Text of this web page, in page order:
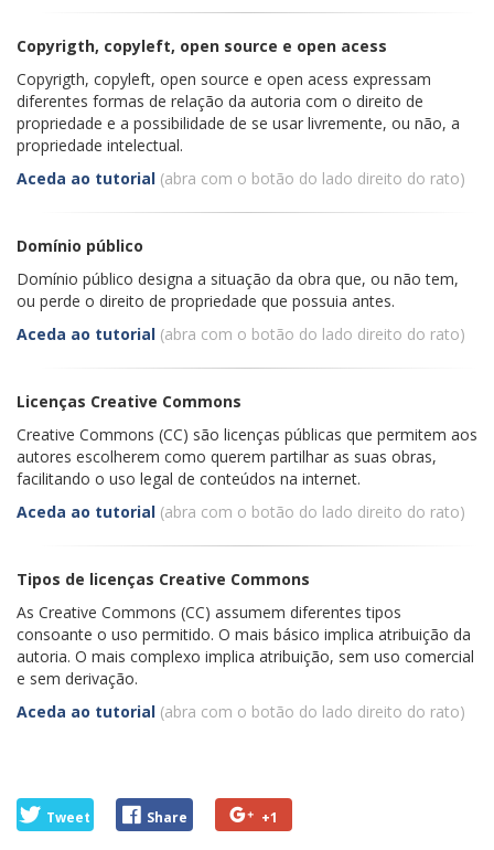
Copyrigth, copyleft, open source e open acess
Copyrigth, copyleft, open source e open acess expressam
diferentes formas de relação da autoria com o direito de
propriedade e a possibilidade de se usar livremente, ou não, a
propriedade intelectual.
Aceda ao tutorial (abra com o botão do lado direito do rato)
Domínio público
Domínio público designa a situação da obra que, ou não tem,
ou perde o direito de propriedade que possuia antes.
Aceda ao tutorial (abra com o botão do lado direito do rato)
Licenças Creative Commons
Creative Commons (CC) são licenças públicas que permitem aos
autores escolherem como querem partilhar as suas obras,
facilitando o uso legal de conteúdos na internet.
Aceda ao tutorial (abra com o botão do lado direito do rato)
Tipos de licenças Creative Commons
As Creative Commons (CC) assumem diferentes tipos
consoante o uso permitido. O mais básico implica atribuição da
autoria. O mais complexo implica atribuição, sem uso comercial
e sem derivação.
Aceda ao tutorial (abra com o botão do lado direito do rato)
Tweet Share +1